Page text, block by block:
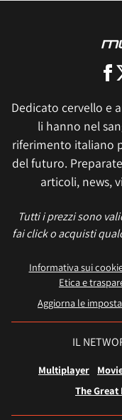
Dedicato cervello e
li hanno nel
riferimento italiano
del futuro.
articoli, news,
Tutti i prezzi sono
fai click o acquisti
Informativa sui
Etica e
Aggiorna le
IL
Multiplayer
The Great